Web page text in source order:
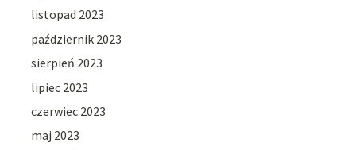
listopad 2023
październik 2023
sierpień 2023
lipiec 2023
czerwiec 2023
maj 2023